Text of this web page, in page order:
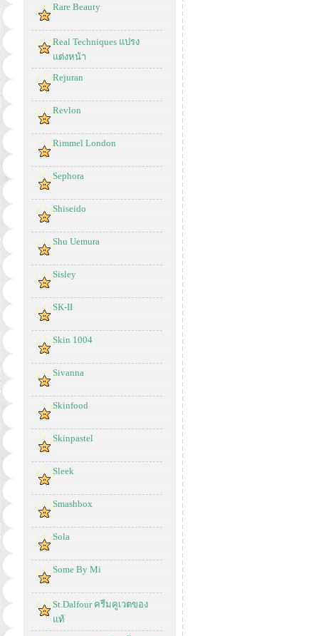
Rare Beauty
Real Techniques แปรง
แต่งหน้า
Rejuran
Revlon
Rimmel London
Sephora
Shiseido
Shu Uemura
Sisley
SK-II
Skin 1004
Sivanna
Skinfood
Skinpastel
Sleek
Smashbox
Sola
Some By Mi
St.Dalfour ครีมคูเวตของ
แท้